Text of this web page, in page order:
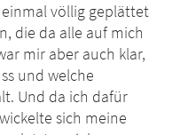
völlig geplättet
die da alle auf mich
mir aber auch klar,
und welche
Und da ich dafür
sich meine